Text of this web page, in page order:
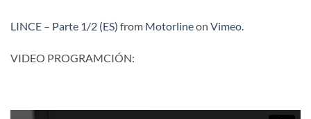
LINCE – Parte 1/2 (ES) from Motorlineon Vimeo.
VIDEO PROGRAMCIÓN: